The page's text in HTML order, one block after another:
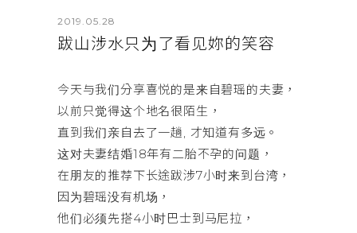
2019.05.28
跋山涉水只为了看见妳的笑容
今天与我们分享喜悦的是来自碧瑶的夫妻，
以前只觉得这个地名很陌生，
直到我们亲自去了一趟, 才知道有多远。
这对夫妻结婚18年有二胎不孕的问题，
在朋友的推荐下长途跋涉7小时来到台湾，
因为碧瑶没有机场，
他们必须先搭4小时巴士到马尼拉，